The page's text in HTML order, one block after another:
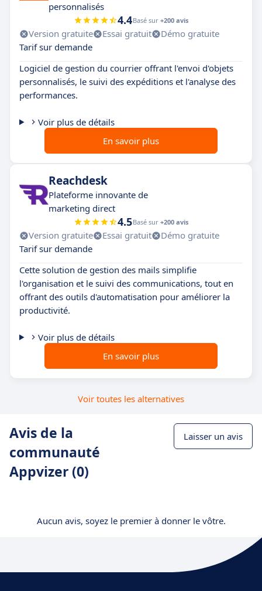
personnalisés
4.4Basé sur +200 avis
Version gratuite Essai gratuit
Démo gratuite
Tarif sur demande
Logiciel de gestion du courrier offrant l'envoi d'objets
personnalisés, le suivi des expéditions et l'analyse des
performances.
Voir plus de détails
En savoir plus
Reachdesk
Plateforme innovante de
marketing direct
4.5Basé sur +200 avis
Version gratuite Essai gratuit
Démo gratuite
Tarif sur demande
Cette solution de gestion des mails simplifie
l'organisation et le suivi des communications, tout en
offrant des outils d'automatisation pour améliorer la
productivité.
Voir plus de détails
En savoir plus
Voir toutes les alternatives
Avis de la
communauté
Appvizer (0)
Laisser un avis
Aucun avis, soyez le premier à donner le vôtre.